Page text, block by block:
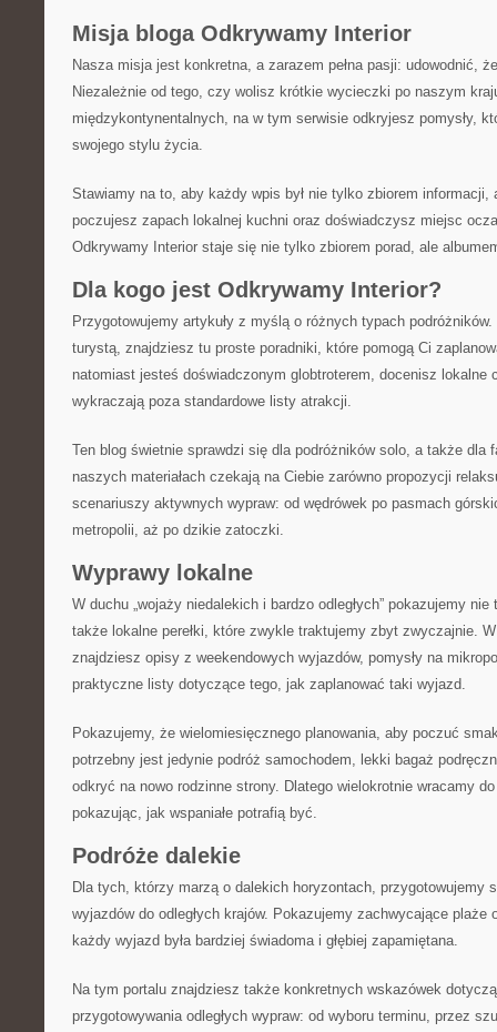
Misja bloga Odkrywamy Interior
Nasza misja jest konkretna, a zarazem pełna pasji: udowodnić,
Niezależnie od tego, czy wolisz krótkie wycieczki po naszym
międzykontynentalnych, na w tym serwisie odkryjesz pomysły,
swojego stylu życia.
Stawiamy na to, aby każdy wpis był nie tylko zbiorem
poczujesz zapach lokalnej kuchni oraz doświadczysz miejsc
Odkrywamy Interior staje się nie tylko zbiorem porad, ale
Dla kogo jest Odkrywamy Interior?
Przygotowujemy artykuły z myślą o różnych typach
turystą, znajdziesz tu proste poradniki, które pomogą Ci
natomiast jesteś doświadczonym globtroterem, docenisz lokalne
wykraczają poza standardowe listy atrakcji.
Ten blog świetnie sprawdzi się dla podróżników solo, a także dla
naszych materiałach czekają na Ciebie zarówno propozycji
scenariuszy aktywnych wypraw: od wędrówek po pasmach
metropolii, aż po dzikie zatoczki.
Wyprawy lokalne
W duchu „wojaży niedalekich i bardzo odległych” pokazujemy
także lokalne perełki, które zwykle traktujemy zbyt zwyczajnie.
znajdziesz opisy z weekendowych wyjazdów, pomysły na
praktyczne listy dotyczące tego, jak zaplanować taki wyjazd.
Pokazujemy, że wielomiesięcznego planowania, aby poczuć
potrzebny jest jedynie podróż samochodem, lekki bagaż
odkryć na nowo rodzinne strony. Dlatego wielokrotnie wracamy
pokazując, jak wspaniałe potrafią być.
Podróże dalekie
Dla tych, którzy marzą o dalekich horyzontach, przygotowujemy
wyjazdów do odległych krajów. Pokazujemy zachwycające plaże
każdy wyjazd była bardziej świadoma i głębiej zapamiętana.
Na tym portalu znajdziesz także konkretnych wskazówek
przygotowywania odległych wypraw: od wyboru terminu, przez